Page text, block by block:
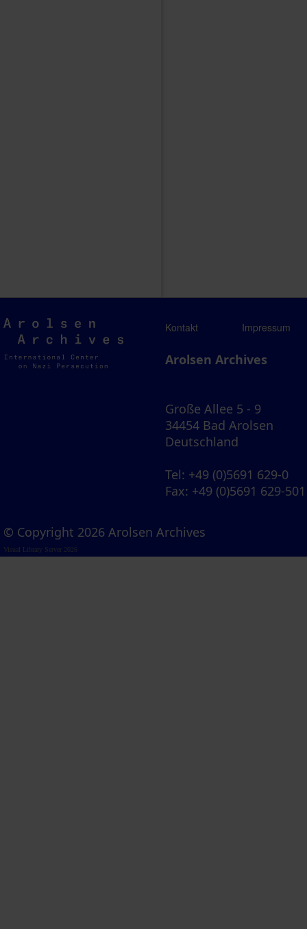
Arolsen
Archives
Kontakt Impressum
Arolsen Archives
Große Allee 5 - 9
34454 Bad Arolsen
Deutschland
Tel: +49 (0)5691 629-0
Fax: +49 (0)5691 629-501
© Copyright 2026 Arolsen Archives
Visual Library Server 2026